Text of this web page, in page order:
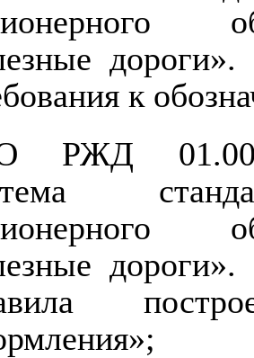
к
РЖД 01.005-